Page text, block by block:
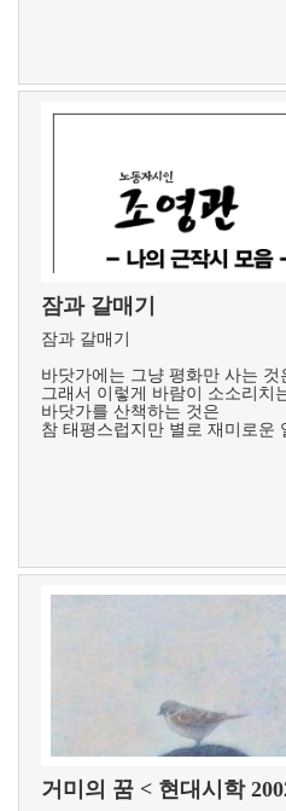
잠과 갈매기
잠과 갈매기
바닷가에는 그냥 평화만 사는 것
그래서 이렇게 바람이 소소리치
바닷가를 산책하는 것은
참 태평스럽지만 별로 재미로운
거미의 꿈 < 현대시학